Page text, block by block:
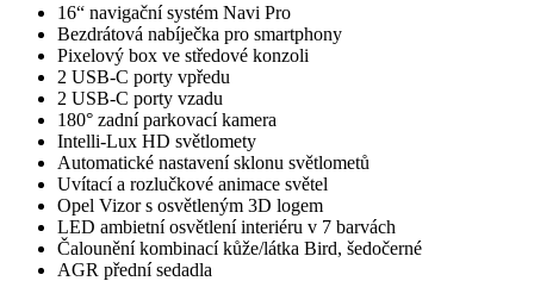
16“ navigační systém Navi Pro
Bezdrátová nabíječka pro smartphony
Pixelový box ve středové konzoli
2 USB-C porty vpředu
2 USB-C porty vzadu
180° zadní parkovací kamera
Intelli-Lux HD světlomety
Automatické nastavení sklonu světlometů
Uvítací a rozlučkové animace světel
Opel Vizor s osvětleným 3D logem
LED ambietní osvětlení interiéru v 7 barvách
Čalounění kombinací kůže/látka Bird, šedočerné
AGR přední sedadla